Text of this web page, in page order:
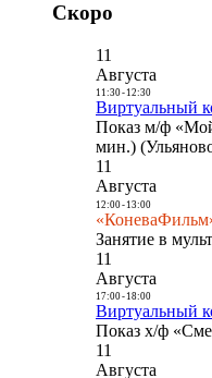
Скоро
11
Августа
11:30- 12:30
Виртуальный
Показ м/ф
мин.)
11
Августа
12:00- 13:00
Занятие в
11
Августа
17:00- 18:00
Виртуальный
Показ х/ф
11
Августа